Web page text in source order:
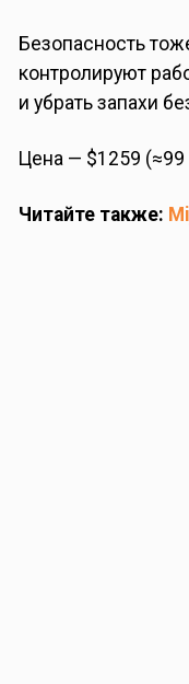
Безопасность
контролируют
и убрать запахи
Цена — $1259 (≈99
Читайте также: